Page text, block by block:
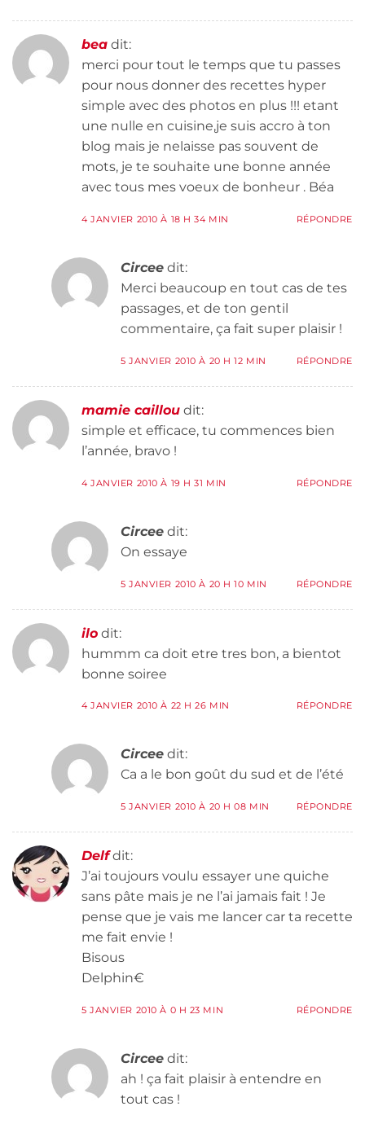
bea dit:
merci pour tout le temps que tu passes
pour nous donner des recettes hyper
simple avec des photos en plus !!! etant
une nulle en cuisine,je suis accro à ton
blog mais je nelaisse pas souvent de
mots, je te souhaite une bonne année
avec tous mes voeux de bonheur . Béa
4 JANVIER 2010 À 18 H 34 MIN RÉPONDRE
Circee dit:
Merci beaucoup en tout cas de tes
passages, et de ton gentil
commentaire, ça fait super plaisir !
5 JANVIER 2010 À 20 H 12 MIN RÉPONDRE
mamie caillou dit:
simple et efficace, tu commences bien
l’année, bravo !
4 JANVIER 2010 À 19 H 31 MIN RÉPONDRE
Circee dit:
On essaye
5 JANVIER 2010 À 20 H 10 MIN RÉPONDRE
ilo dit:
hummm ca doit etre tres bon, a bientot
bonne soiree
4 JANVIER 2010 À 22 H 26 MIN RÉPONDRE
Circee dit:
Ca a le bon goût du sud et de l’été
5 JANVIER 2010 À 20 H 08 MIN RÉPONDRE
Delf dit:
J’ai toujours voulu essayer une quiche
sans pâte mais je ne l’ai jamais fait ! Je
pense que je vais me lancer car ta recette
me fait envie !
Bisous
Delphin€
5 JANVIER 2010 À 0 H 23 MIN RÉPONDRE
Circee dit:
ah ! ça fait plaisir à entendre en
tout cas !